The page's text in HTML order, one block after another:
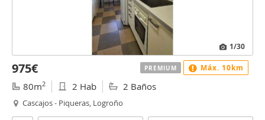
1/30
975€
80m2 2 Hab 2 Baños
Cascajos - Piqueras, Logroño
PREMIUM Máx. 10km